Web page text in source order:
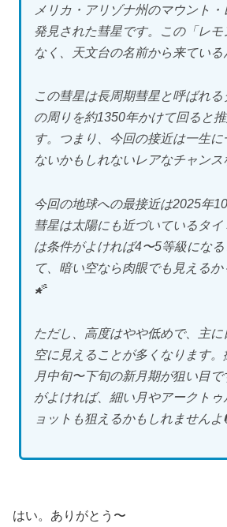
メリカ・アリゾナ州のマウント
発見された彗星です。この「レ
なく、天文台の名前から来ている
この彗星は長周期彗星と呼ばれ
の周りを約1350年かけて回ると
す。つまり、今回の接近は一生
ないかもしれないレアなチャンス
今回の地球への最接近は2025年
彗星は太陽にも近づいているタ
は条件がよければ4〜5等級にな
て、暗い空なら肉眼でも見える
🌠
ただし、高度はやや低めで、主
空に見えることが多くなります
月中旬〜下旬の新月期が狙い目
がよければ、細い月やアークト
ョットも狙えるかもしれませんよ
はい。ありがとう〜